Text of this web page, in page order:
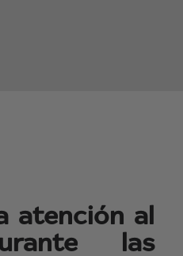
atención al
las